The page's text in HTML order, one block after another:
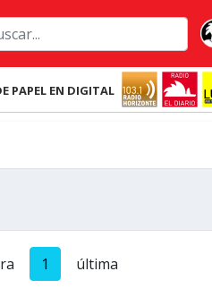
PAPEL EN DIGITAL
1 última